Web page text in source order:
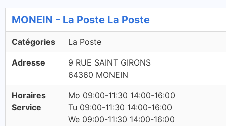
MONEIN - La Poste La Poste
Catégories La Poste
Adresse
9 RUE SAINT GIRONS
64360 MONEIN
Horaires
Service
Mo 09:00-11:30 14:00-16:00
Tu 09:00-11:30 14:00-16:00
We 09:00-11:30 14:00-16:00